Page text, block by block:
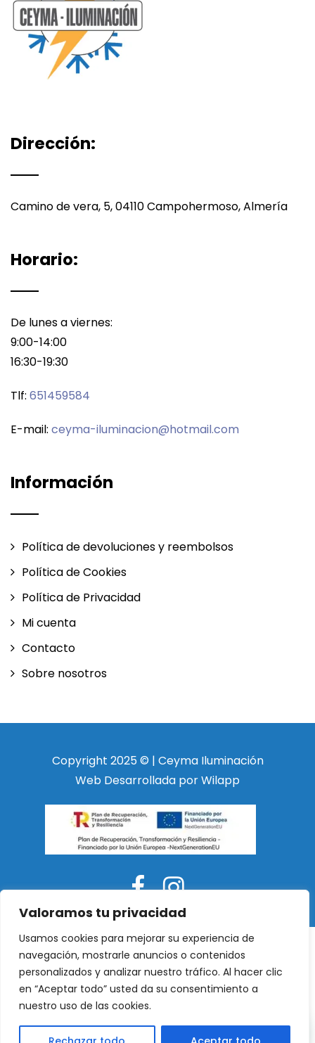
Valoramos tu privacidad
Usamos cookies para mejorar su experiencia de
navegación, mostrarle anuncios o contenidos
personalizados y analizar nuestro tráfico. Al hacer clic
en “Aceptar todo” usted da su consentimiento a
nuestro uso de las cookies.
Dirección:
Camino de vera, 5, 04110 Campohermoso, Almería
Horario:
De lunes a viernes:
9:00-14:00
16:30-19:30
Tlf: 651459584
E-mail: ceyma-iluminacion@hotmail.com
Información
Política de devoluciones y reembolsos
Política de Cookies
Política de Privacidad
Mi cuenta
Contacto
Sobre nosotros
Copyright 2025 © | Ceyma Iluminación
Web Desarrollada por Wilapp